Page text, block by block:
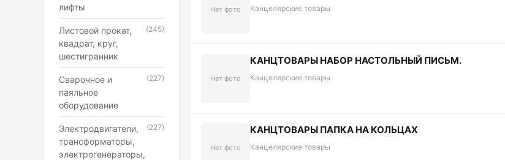
лифты
Листовой прокат,
квадрат, круг,
шестигранник
(245)
Сварочное и
паяльное
оборудование
(227)
Электродвигатели,
трансформаторы,
электрогенераторы,
(227)
Нет фото Канцелярские товары
Нет фото
КАНЦТОВАРЫ НАБОР НАСТОЛЬНЫЙ ПИСЬМ.
Канцелярские товары
Нет фото
КАНЦТОВАРЫ ПАПКА НА КОЛЬЦАХ
Канцелярские товары